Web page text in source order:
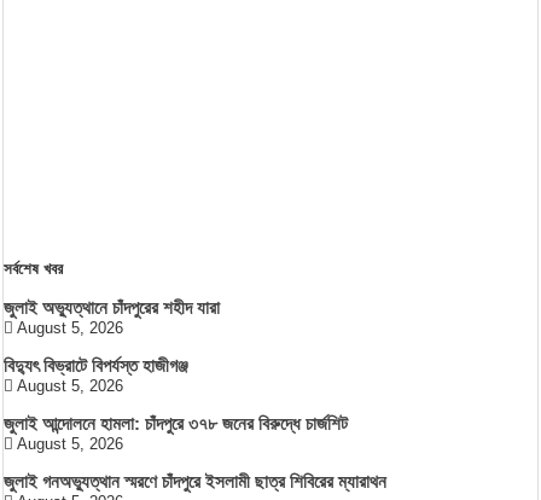
সর্বশেষ খবর
জুলাই অভ্যুত্থানে চাঁদপুরের শহীদ যারা
August 5, 2026
বিদ্যুৎ বিভ্রাটে বিপর্যস্ত হাজীগঞ্জ
August 5, 2026
জুলাই আন্দোলনে হামলা: চাঁদপুরে ৩৭৮ জনের বিরুদ্ধে চার্জশিট
August 5, 2026
জুলাই গনঅভ্যুত্থান স্মরণে চাঁদপুরে ইসলামী ছাত্র শিবিরের ম্যারাথন